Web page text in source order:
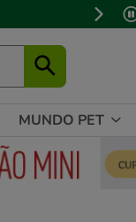
MUNDO PET